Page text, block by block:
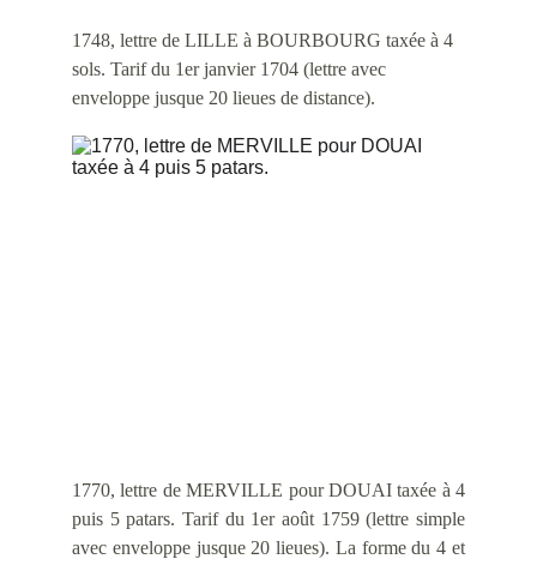
1748, lettre de LILLE à BOURBOURG taxée à 4
sols. Tarif du 1er janvier 1704 (lettre avec
enveloppe jusque 20 lieues de distance).
1770, lettre de MERVILLE pour DOUAI taxée à 4
puis 5 patars. Tarif du 1er août 1759 (lettre simple
avec enveloppe jusque 20 lieues). La forme du 4 et